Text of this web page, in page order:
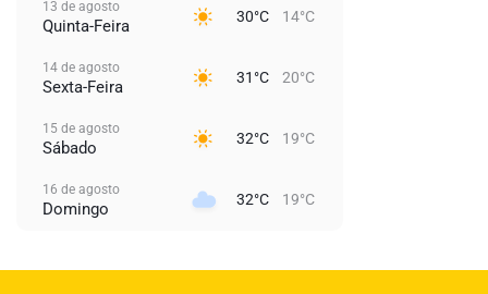
13 de agosto
Quinta-Feira 30°C 14°C
14 de agosto
Sexta-Feira 31°C 20°C
15 de agosto
Sábado 32°C 19°C
16 de agosto
Domingo 32°C 19°C